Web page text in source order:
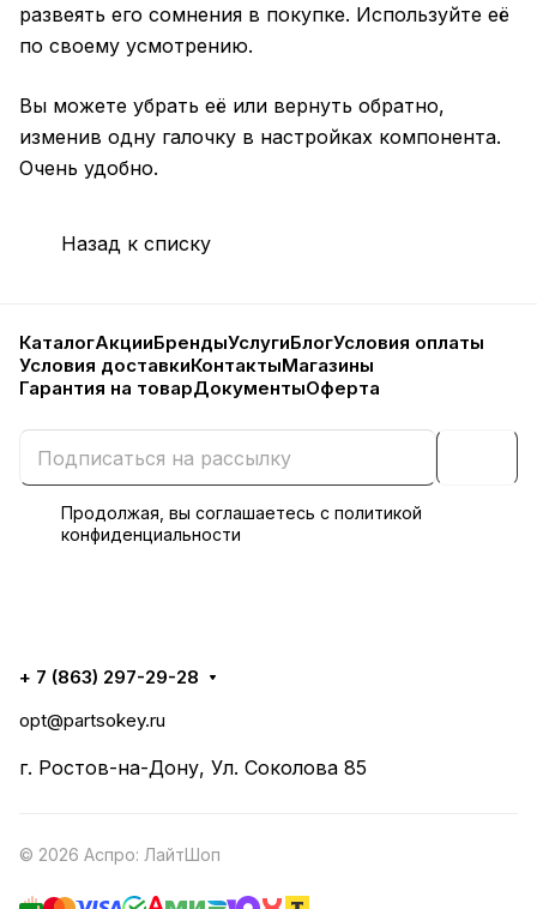
развеять его сомнения в покупке. Используйте её
по своему усмотрению.
Вы можете убрать её или вернуть обратно,
изменив одну галочку в настройках компонента.
Очень удобно.
Назад к списку
КаталогАкцииБрендыУслугиБлогУсловия оплаты
Условия доставкиКонтактыМагазины
Гарантия на товарДокументыОферта
Продолжая, вы соглашаетесь с политикой
конфиденциальности
+ 7 (863) 297-29-28
opt@partsokey.ru
г. Ростов-на-Дону, Ул. Соколова 85
© 2026 Аспро: ЛайтШоп